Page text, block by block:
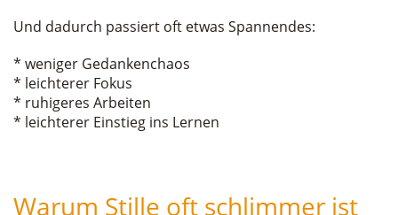
Und dadurch passiert oft etwas Spannendes:
* weniger Gedankenchaos
* leichterer Fokus
* ruhigeres Arbeiten
* leichterer Einstieg ins Lernen
Warum Stille oft schlimmer ist